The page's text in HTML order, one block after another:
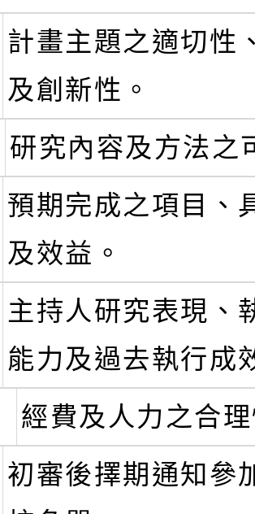
計畫主題之適切性
及創新性。
研究內容及方法之
預期完成之項目、
及效益。
主持人研究表現、
能力及過去執行成
經費及人力之合
初審後擇期通知參